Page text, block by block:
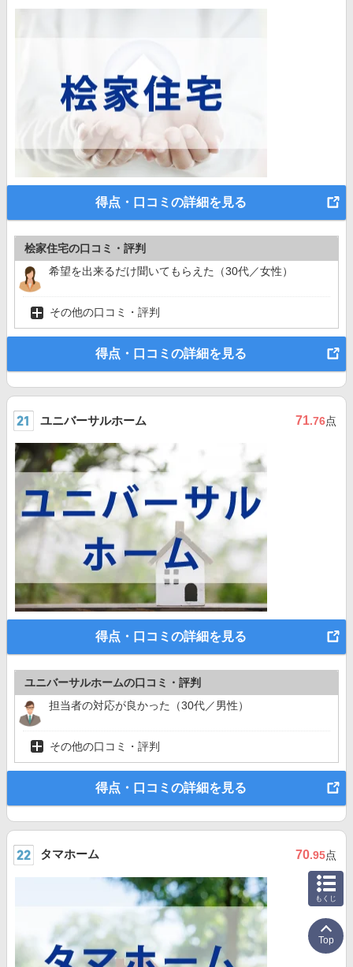
得点・口コミの詳細を見る
桧家住宅の口コミ・評判
希望を出来るだけ聞いてもらえた（30代／女性）
その他の口コミ・評判
得点・口コミの詳細を見る
ユニバーサルホーム 71.76点
得点・口コミの詳細を見る
ユニバーサルホームの口コミ・評判
担当者の対応が良かった（30代／男性）
その他の口コミ・評判
得点・口コミの詳細を見る
タマホーム 70.95点
もくじ
Top